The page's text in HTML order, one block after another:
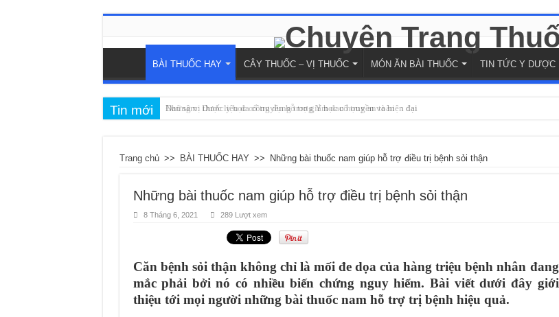
BÀI THUỐC HAY CÂY THUỐC – VỊ THUỐC MÓN ĂN BÀI THUỐC TIN TỨC Y DƯỢC
Tin mới Những vị thuốc y học cổ truyền hỗ trợ giảm đau họng an toàn
Đan sâm: Dược liệu đa công dụng trong Y học cổ truyền và hiện đại
Trang chủ >> BÀI THUỐC HAY >> Những bài thuốc nam giúp hỗ trợ điều trị bệnh sỏi thận
Những bài thuốc nam giúp hỗ trợ điều trị bệnh sỏi thận
8 Tháng 6, 2021 289 Lượt xem
Căn bệnh sỏi thận không chỉ là mối đe dọa của hàng triệu bệnh nhân đang
mắc phải bởi nó có nhiều biến chứng nguy hiểm. Bài viết dưới đây giới
thiệu tới mọi người những bài thuốc nam hỗ trợ trị bệnh hiệu quả.